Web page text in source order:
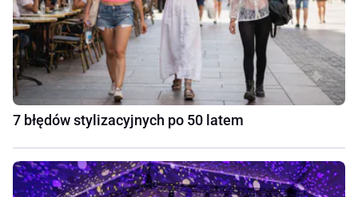
7 błędów stylizacyjnych po 50 latem